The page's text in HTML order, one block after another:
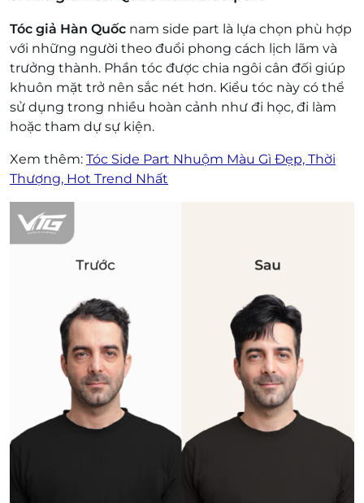
Tóc giả Hàn Quốc nam side part là lựa chọn phù hợp
với những người theo đuổi phong cách lịch lãm và
trưởng thành. Phần tóc được chia ngôi cân đối giúp
khuôn mặt trở nên sắc nét hơn. Kiểu tóc này có thể
sử dụng trong nhiều hoàn cảnh như đi học, đi làm
hoặc tham dự sự kiện.
Xem thêm: Tóc Side Part Nhuộm Màu Gì Đẹp, Thời
Thượng, Hot Trend Nhất